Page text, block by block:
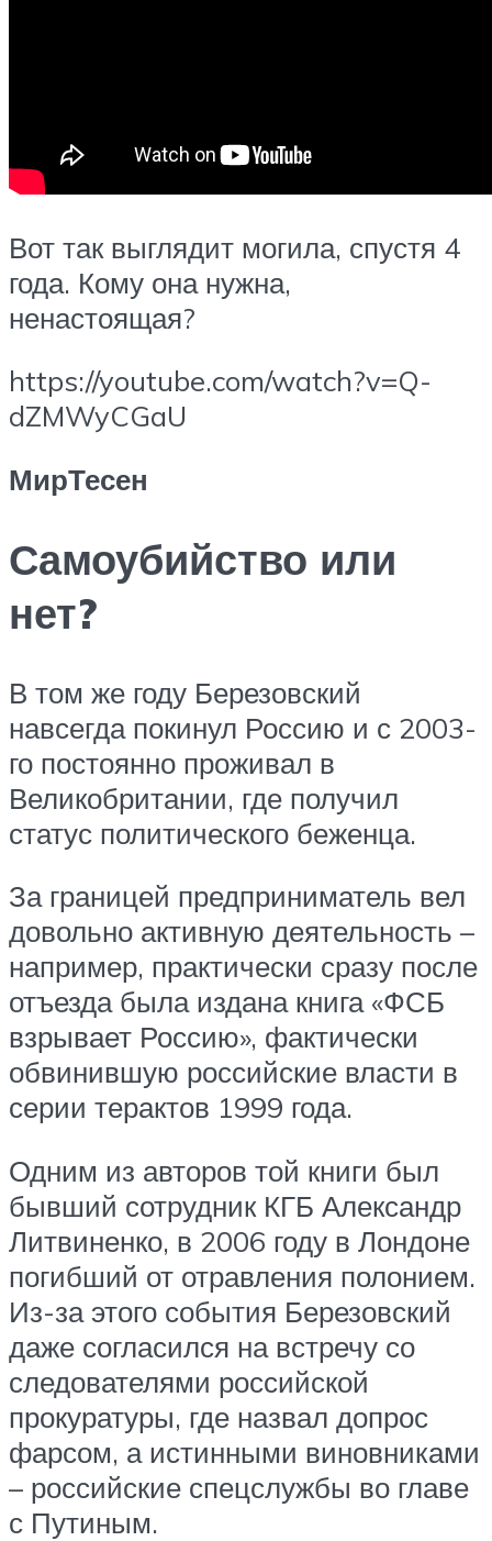
Вот так выглядит могила, спустя 4
года. Кому она нужна,
ненастоящая?
https://youtube.com/watch?v=Q-
dZMWyCGaU
МирТесен
Самоубийство или
нет?
В том же году Березовский
навсегда покинул Россию и с 2003-
го постоянно проживал в
Великобритании, где получил
статус политического беженца.
За границей предприниматель вел
довольно активную деятельность –
например, практически сразу после
отъезда была издана книга «ФСБ
взрывает Россию», фактически
обвинившую российские власти в
серии терактов 1999 года.
Одним из авторов той книги был
бывший сотрудник КГБ Александр
Литвиненко, в 2006 году в Лондоне
погибший от отравления полонием.
Из-за этого события Березовский
даже согласился на встречу со
следователями российской
прокуратуры, где назвал допрос
фарсом, а истинными виновниками
– российские спецслужбы во главе
с Путиным.